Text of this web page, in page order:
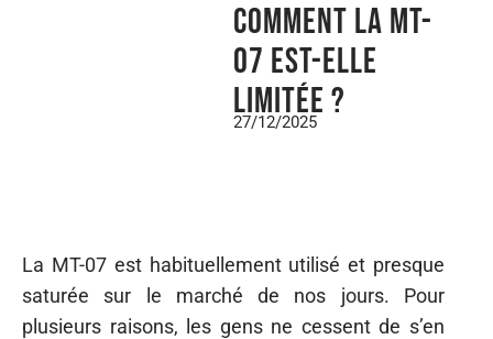
Comment la MT-
07 est-elle
limitée ?
27/12/2025
La MT-07 est habituellement utilisé et presque
saturée sur le marché de nos jours. Pour
plusieurs raisons, les gens ne cessent de s’en